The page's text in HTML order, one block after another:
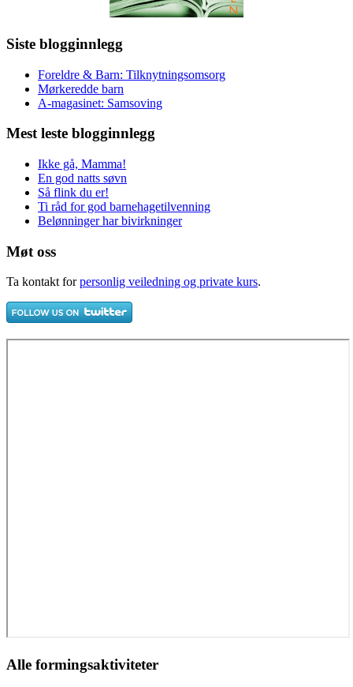
Siste blogginnlegg
Foreldre & Barn: Tilknytningsomsorg
Mørkeredde barn
A-magasinet: Samsoving
Mest leste blogginnlegg
Ikke gå, Mamma!
En god natts søvn
Så flink du er!
Ti råd for god barnehagetilvenning
Belønninger har bivirkninger
Møt oss
Ta kontakt forpersonlig veiledning og private kurs.
Alle formingsaktiviteter